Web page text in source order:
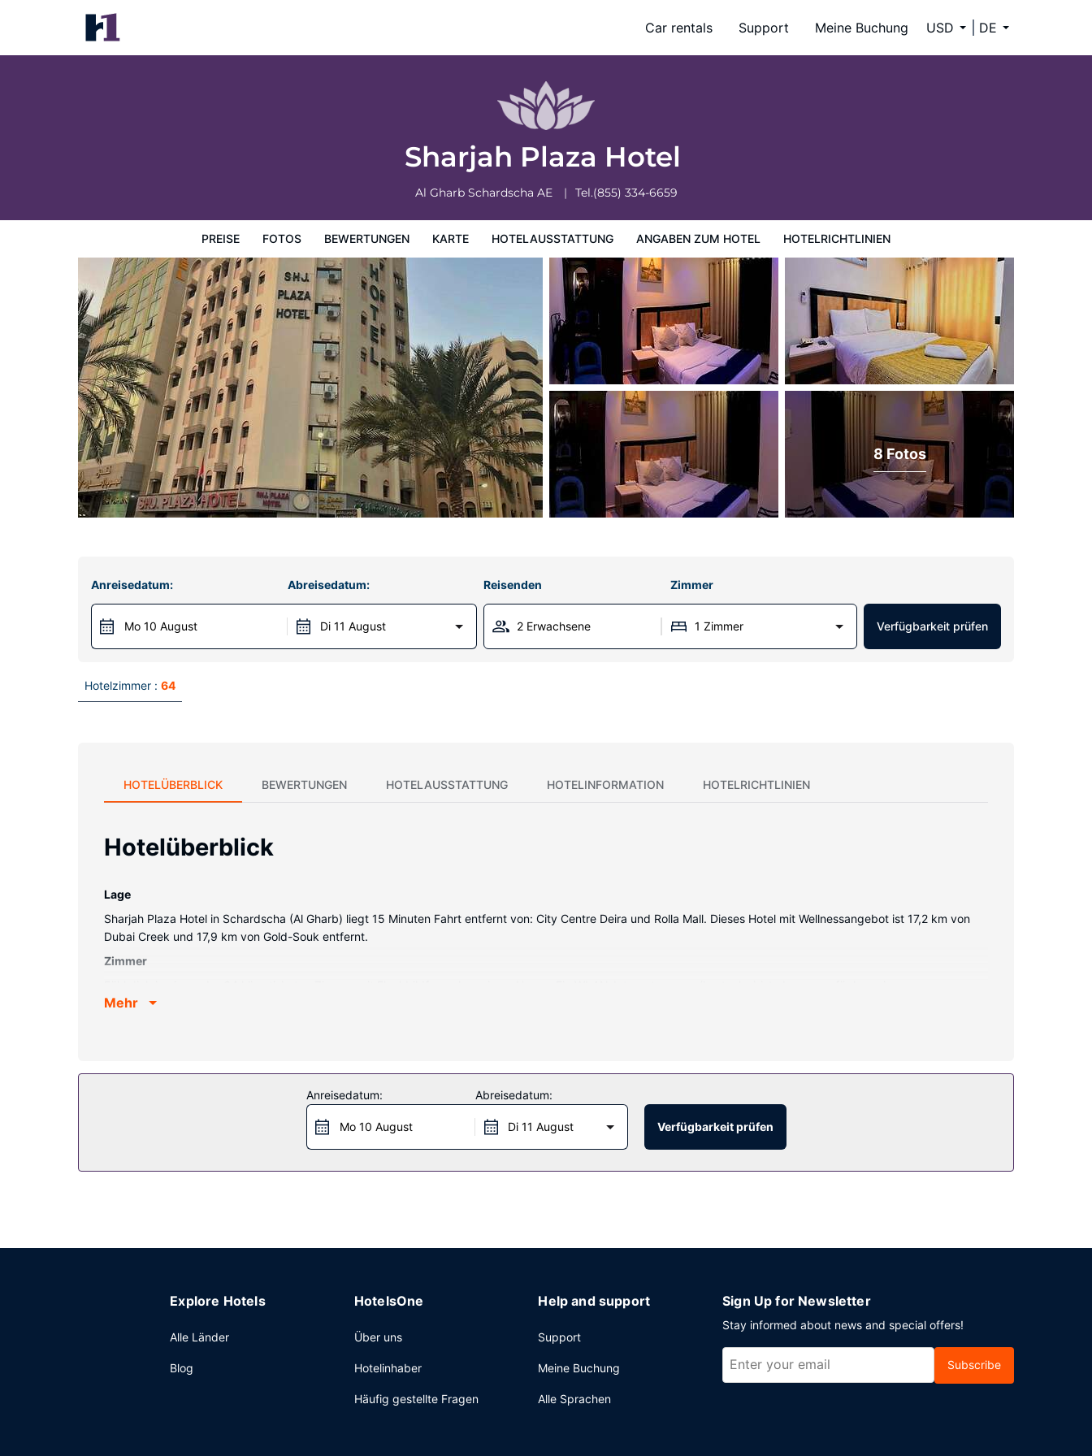
Car rentals Support Meine Buchung USD DE
Sharjah Plaza Hotel
Al Gharb Schardscha AE Tel.(855) 334-6659
PREISE FOTOS BEWERTUNGEN KARTE HOTELAUSSTATTUNG ANGABEN ZUM HOTEL HOTELRICHTLINIEN
Sharjah Plaza Hotel
Preise
8 Fotos
Anreisedatum:
Mo 10 August
Abreisedatum:
Di 11 August
Reisenden Zimmer
2 Erwachsene 1 Zimmer Verfügbarkeit prüfen
Hotelzimmer : 64
HOTELÜBERBLICK BEWERTUNGEN HOTELAUSSTATTUNG HOTELINFORMATION HOTELRICHTLINIEN
Hotelüberblick
Lage
Sharjah Plaza Hotel in Schardscha (Al Gharb) liegt 15 Minuten Fahrt entfernt von: City Centre Deira und Rolla Mall. Dieses Hotel mit Wellnessangebot ist 17,2 km von
Dubai Creek und 17,9 km von Gold-Souk entfernt.
Zimmer
Satellitenempfang. Die Badezimmer bieten Duschen und Hausschuhe. Zur Austattung gehören Schreibtische und Wasserkocher; die Zimmer werden täglich sauber
Sharjah Plaza Hotel hat ein kleines Lebensmittelgeschäft.
Mehr
Anreisedatum:
Mo 10 August
Abreisedatum:
Di 11 August Verfügbarkeit prüfen
Explore Hotels
Alle Länder
Blog
HotelsOne
Über uns
Hotelinhaber
Häufig gestellte Fragen
Help and support
Support
Meine Buchung
Alle Sprachen
Sign Up for Newsletter
Stay informed about news and special offers!
Subscribe